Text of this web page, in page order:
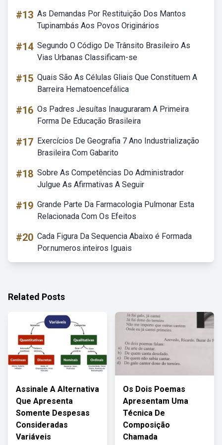
#13 As Demandas Por Restituição Dos Mantos
Tupinambás Aos Povos Originários
#14 Segundo O Código De Trânsito Brasileiro As
Vias Urbanas Classificam-se
#15 Quais São As Células Gliais Que Constituem A
Barreira Hematoencefálica
#16 Os Padres Jesuítas Inauguraram A Primeira
Forma De Educação Brasileira
#17 Exercícios De Geografia 7 Ano Industrialização
Brasileira Com Gabarito
#18 Sobre As Competências Do Administrador
Julgue As Afirmativas A Seguir
#19 Grande Parte Da Farmacologia Pulmonar Esta
Relacionada Com Os Efeitos
#20 Cada Figura Da Sequencia Abaixo é Formada
Por.numeros.inteiros Iguais
Related Posts
Assinale A Alternativa
Que Apresenta
Somente Despesas
Consideradas
Variáveis
Os Dois Poemas
Apresentam Uma
Técnica De
Composição
Chamada